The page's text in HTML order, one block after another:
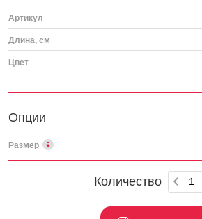
Артикул
Длина, см
Цвет
Опции
Размер
Количество